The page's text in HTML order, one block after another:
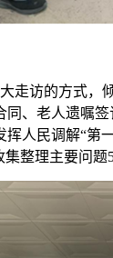
走访的方式
、老人遗嘱
人民调解“
整理主要问题